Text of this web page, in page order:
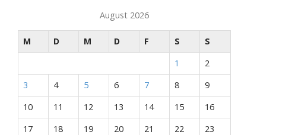
August 2026
M D M D F S
S
1
2
3
4 5 6 7 8
9
10
11 12 13 14 15
16
17
18 19 20 21 22
23